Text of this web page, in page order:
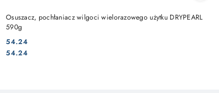
Osuszacz, pochłaniacz wilgoci wielorazowego użytku DRYPEARL
590g
Cena:
54.24
Cena:
54.24